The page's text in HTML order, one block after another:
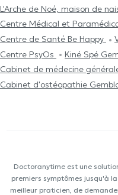
L'Arche de Noé, maison de
Centre Médical et
Centre de Santé Be Happy
Centre PsyOs
Kiné Spé
Cabinet de médecine
Cabinet d'ostéopathie
Doctoranytime est une
premiers symptômes jusqu'à
meilleur praticien, de